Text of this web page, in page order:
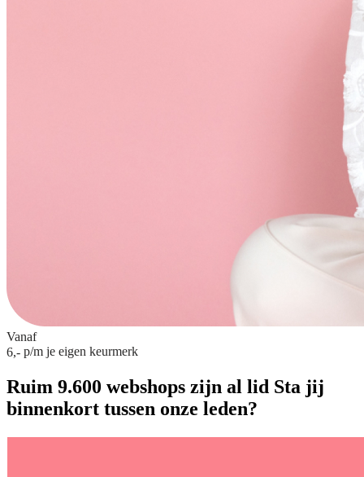
Vanaf
6,- p/m je eigen keurmerk
Ruim 9.600 webshops zijn al lid Sta jij
binnenkort tussen onze leden?